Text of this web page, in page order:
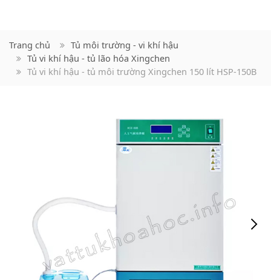
Trang chủ
Tủ môi trường - vi khí hậu
Tủ vi khí hậu - tủ lão hóa Xingchen
Tủ vi khí hậu - tủ môi trường Xingchen 150 lít HSP-150B